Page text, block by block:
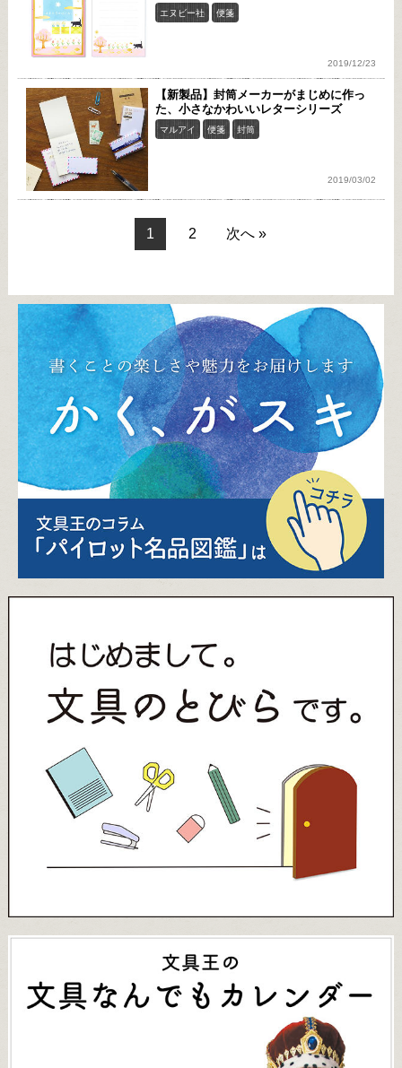
エヌビー社 便箋
2019/12/23
【新製品】封筒メーカーがまじめに作っ
た、小さなかわいいレターシリーズ
マルアイ 便箋 封筒
2019/03/02
1 2 次へ »